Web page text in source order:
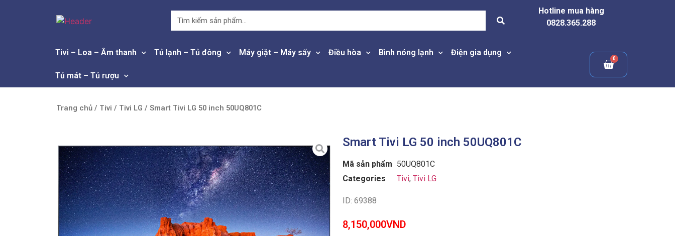
Hotline mua hàng
0828.365.288
Tivi – Loa – Âm thanh Tủ lạnh – Tủ đông Máy giặt – Máy sấy Điều hòa Bình nóng lạnh Điện gia dụng
Tủ mát – Tủ rượu
Trang chủ / Tivi / Tivi LG / Smart Tivi LG 50 inch 50UQ801C
Smart Tivi LG 50 inch 50UQ801C
Mã sản phẩm 50UQ801C
Categories
Tivi, Tivi LG
ID: 69388
8,150,000VND